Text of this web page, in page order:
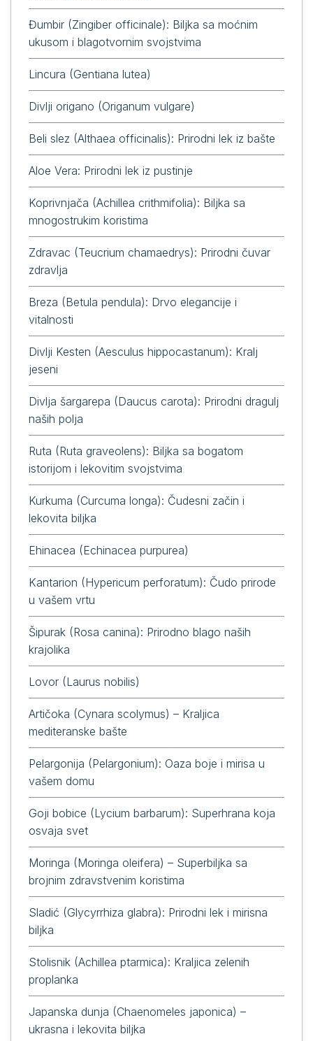
Đumbir (Zingiber officinale): Biljka sa moćnim
ukusom i blagotvornim svojstvima
Lincura (Gentiana lutea)
Divlji origano (Origanum vulgare)
Beli slez (Althaea officinalis): Prirodni lek iz bašte
Aloe Vera: Prirodni lek iz pustinje
Koprivnjača (Achillea crithmifolia): Biljka sa
mnogostrukim koristima
Zdravac (Teucrium chamaedrys): Prirodni čuvar
zdravlja
Breza (Betula pendula): Drvo elegancije i
vitalnosti
Divlji Kesten (Aesculus hippocastanum): Kralj
jeseni
Divlja šargarepa (Daucus carota): Prirodni dragulj
naših polja
Ruta (Ruta graveolens): Biljka sa bogatom
istorijom i lekovitim svojstvima
Kurkuma (Curcuma longa): Čudesni začin i
lekovita biljka
Ehinacea (Echinacea purpurea)
Kantarion (Hypericum perforatum): Čudo prirode
u vašem vrtu
Šipurak (Rosa canina): Prirodno blago naših
krajolika
Lovor (Laurus nobilis)
Artičoka (Cynara scolymus) – Kraljica
mediteranske bašte
Pelargonija (Pelargonium): Oaza boje i mirisa u
vašem domu
Goji bobice (Lycium barbarum): Superhrana koja
osvaja svet
Moringa (Moringa oleifera) – Superbiljka sa
brojnim zdravstvenim koristima
Sladić (Glycyrrhiza glabra): Prirodni lek i mirisna
biljka
Stolisnik (Achillea ptarmica): Kraljica zelenih
proplanka
Japanska dunja (Chaenomeles japonica) –
ukrasna i lekovita biljka